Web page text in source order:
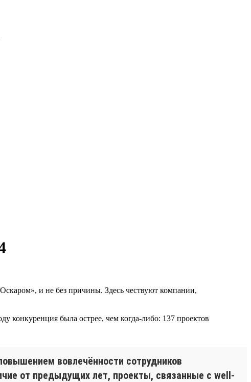
и не без причины. Здесь чествуют компании,
была острее, чем когда-либо: 137 проектов
вовлечённости сотрудников
от предыдущих лет, проекты, связанные с well-